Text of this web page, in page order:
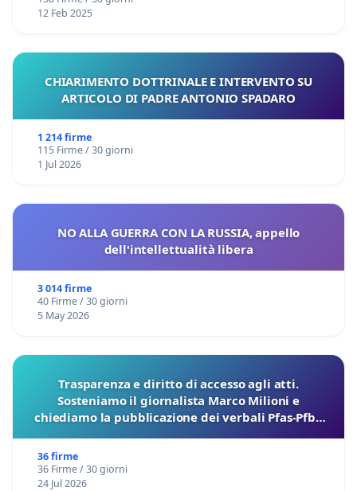
12 Feb 2025
CHIARIMENTO DOTTRINALE E INTERVENTO SU
ARTICOLO DI PADRE ANTONIO SPADARO
1 214 firme
115 Firme / 30 giorni
1 Jul 2026
NO ALLA GUERRA CON LA RUSSIA, appello
dell'intellettualità libera
3 014 firme
40 Firme / 30 giorni
5 May 2026
Trasparenza e diritto di accesso agli atti.
Sosteniamo il giornalista Marco Milioni e
chiediamo la pubblicazione dei verbali Pfas-Pfba
36 firme
36 Firme / 30 giorni
24 Jul 2026